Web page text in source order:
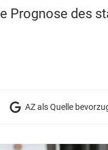
Prognose des
AZ als Quelle